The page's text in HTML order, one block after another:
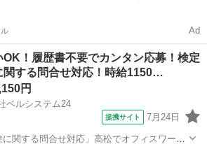
Ad
OK！履歴書不要でカンタン応募！検定
関する問合せ対応！時給1150…
円
ベルシステム24
提携サイト 7月24日
関する問合せ対応」高松でオフィスワーク